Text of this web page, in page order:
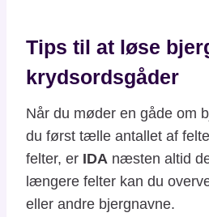
Tips til at løse
krydsordsgåder
Når du møder en gåde om
du først tælle antallet af
felter, er IDA næsten altid
længere felter kan du
eller andre bjergnavne.